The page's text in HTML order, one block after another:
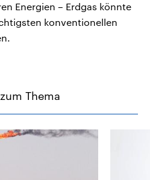
Energien – Erdgas könnte
konventionellen
Thema